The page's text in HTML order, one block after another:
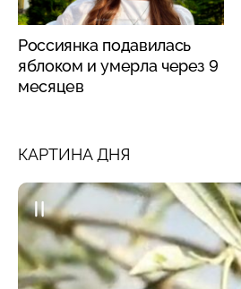
Россиянка подавилась
яблоком и умерла через 9
месяцев
КАРТИНА ДНЯ